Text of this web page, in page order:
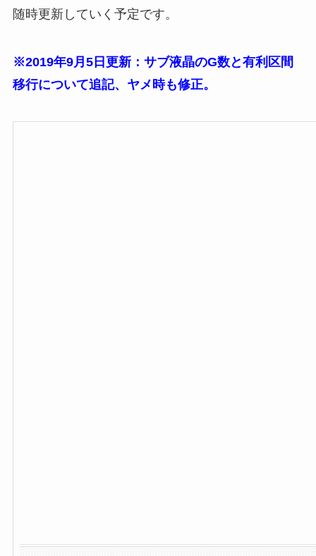
随時更新していく予定です。
※2019年9月5日更新：サブ液晶のG数と有利区間
移行について追記、ヤメ時も修正。